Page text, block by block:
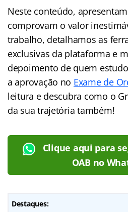
Neste conteúdo,
comprovam o valor
trabalho, detalhamos as
exclusivas da plataforma e
depoimento de quem
a aprovação no Exame de
leitura e descubra como o
da sua trajetória também!
Clique aqui para
OAB no
Destaques: